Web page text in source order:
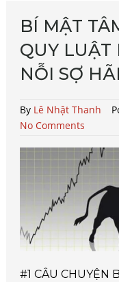
BÍ MẬT
QUY LUẬT
NỖI SỢ
By Lê Nhật Thanh
No Comments
#1 CÂU CHUYỆN